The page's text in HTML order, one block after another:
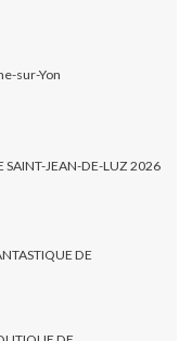
sur-Yon
SAINT-JEAN-DE-LUZ 2026
DE